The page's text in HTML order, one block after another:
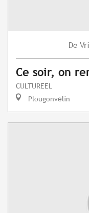
De
Ce soir, on
CULTUREEL
Plougonvelin